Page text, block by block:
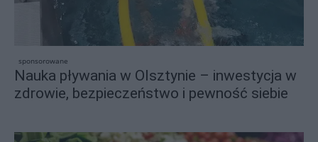
sponsorowane
Nauka pływania w Olsztynie – inwestycja w
zdrowie, bezpieczeństwo i pewność siebie